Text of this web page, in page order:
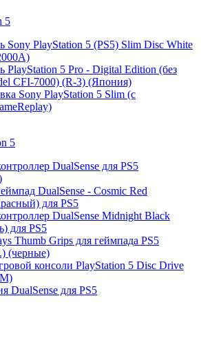
5
Sony PlayStation 5 (PS5) Slim Disc White
PlayStation 5 Pro - Digital Edition (без
CFI-7000) (R-3) (Япония)
Sony PlayStation 5 Slim (с
5
DualSense для PS5
DualSense - Cosmic Red
для PS5
DualSense Midnight Black
для PS5
Thumb Grips для геймпада PS5
(черные)
консоли PlayStation 5 Disc Drive
DualSense для PS5